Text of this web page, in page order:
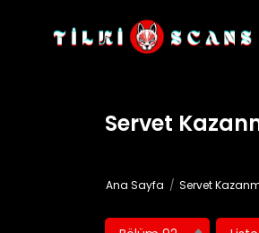
Servet
Ana Sayfa Servet